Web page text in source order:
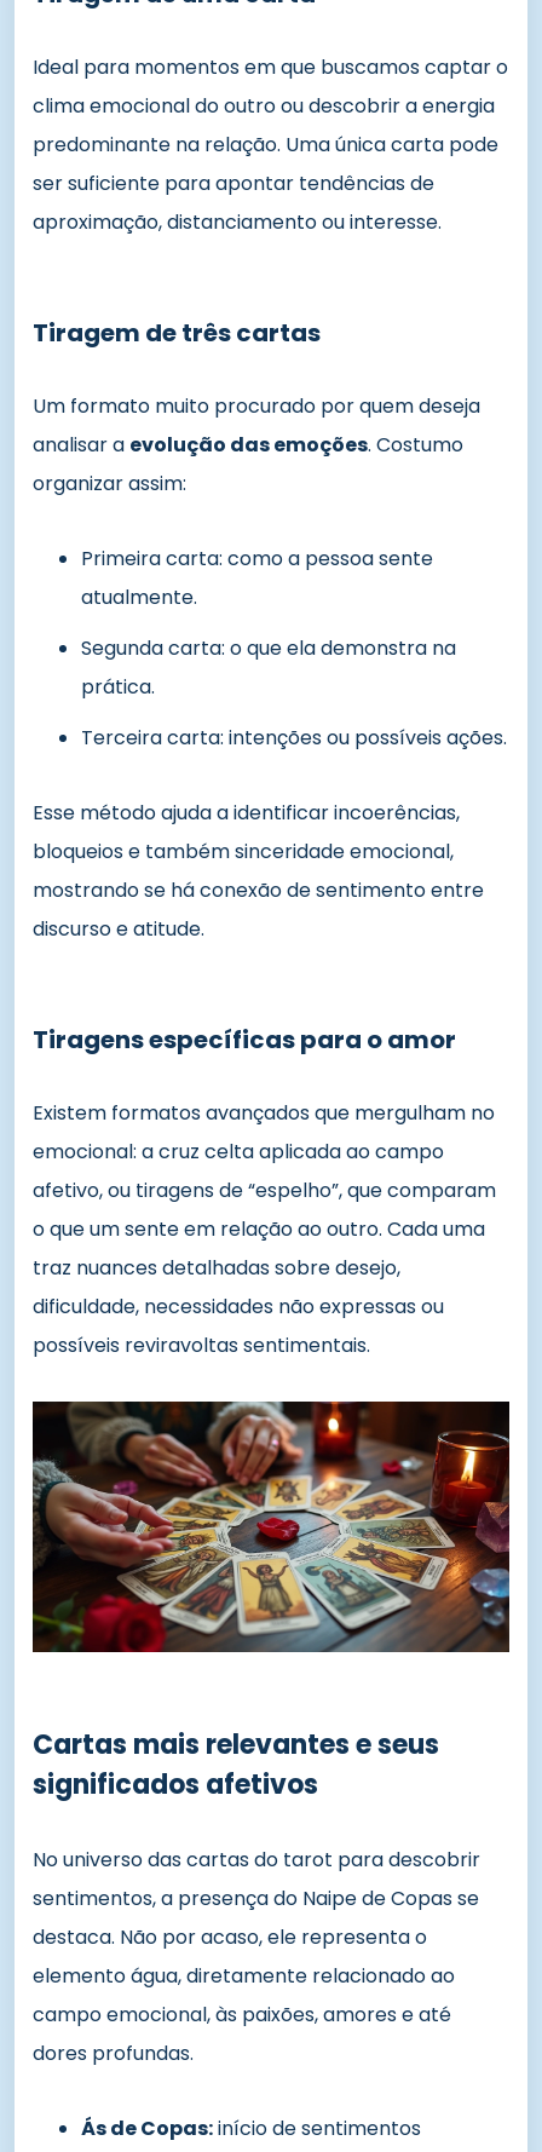
Ideal para momentos em que buscamos captar o
clima emocional do outro ou descobrir a energia
predominante na relação. Uma única carta pode
ser suficiente para apontar tendências de
aproximação, distanciamento ou interesse.
Tiragem de três cartas
Um formato muito procurado por quem deseja
analisar a evolução das emoções. Costumo
organizar assim:
Primeira carta: como a pessoa sente
atualmente.
Segunda carta: o que ela demonstra na
prática.
Terceira carta: intenções ou possíveis ações.
Esse método ajuda a identificar incoerências,
bloqueios e também sinceridade emocional,
mostrando se há conexão de sentimento entre
discurso e atitude.
Tiragens específicas para o amor
Existem formatos avançados que mergulham no
emocional: a cruz celta aplicada ao campo
afetivo, ou tiragens de “espelho”, que comparam
o que um sente em relação ao outro. Cada uma
traz nuances detalhadas sobre desejo,
dificuldade, necessidades não expressas ou
possíveis reviravoltas sentimentais.
Cartas mais relevantes e seus
significados afetivos
No universo das cartas do tarot para descobrir
sentimentos, a presença do Naipe de Copas se
destaca. Não por acaso, ele representa o
elemento água, diretamente relacionado ao
campo emocional, às paixões, amores e até
dores profundas.
Ás de Copas:início de sentimentos